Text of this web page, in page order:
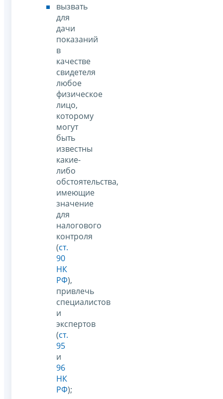
вызвать
для
дачи
показаний
в
качестве
свидетеля
любое
физическое
лицо,
которому
могут
быть
известны
какие-
либо
обстоятельства,
имеющие
значение
для
налогового
контроля
(ст.
90
НК
РФ),
привлечь
специалистов
и
экспертов
(ст.
95
и
96
НК
РФ);